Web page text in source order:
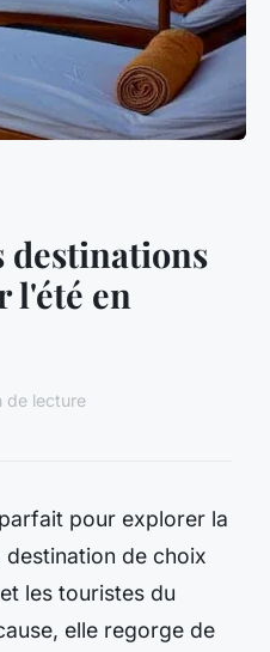
destinations
l'été en
de lecture
pour explorer la
destination de choix
les touristes du
elle regorge de